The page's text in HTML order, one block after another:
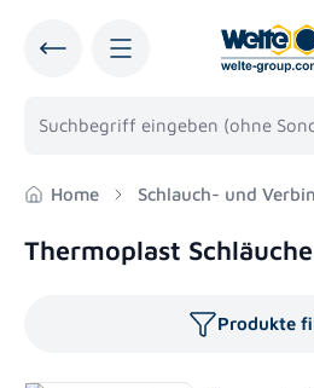
Home Schlauch- und
Thermoplast Schläuche
Produkte